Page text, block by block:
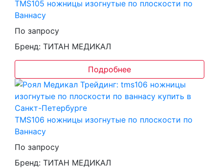
TMS105 ножницы изогнутые по плоскости по
Ваннасу
По запросу
Бренд: ТИТАН МЕДИКАЛ
Подробнее
TMS106 ножницы изогнутые по плоскости по
Ваннасу
По запросу
Бренд: ТИТАН МЕДИКАЛ